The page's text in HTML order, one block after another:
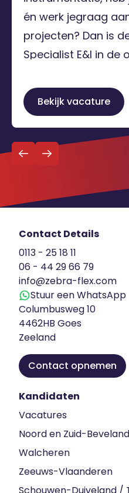
én werk jegraag
projecten? Dan is
Specialist E&I in de
een belangrijke rol
nieuwe installaties,
bij diverse klanten
Bekijk vacature
Contact Details
0113 - 25 18 11
06 - 44 29 66 79
info@zebra-flex.com
Stuur een WhatsApp
Columbusweg 10
4462HB Goes
Zeeland
Contact opnemen
Kandidaten
Vacatures
Noord en Zuid-Beveland
Walcheren
Zeeuws-Vlaanderen
Schouwen-Duiveland /